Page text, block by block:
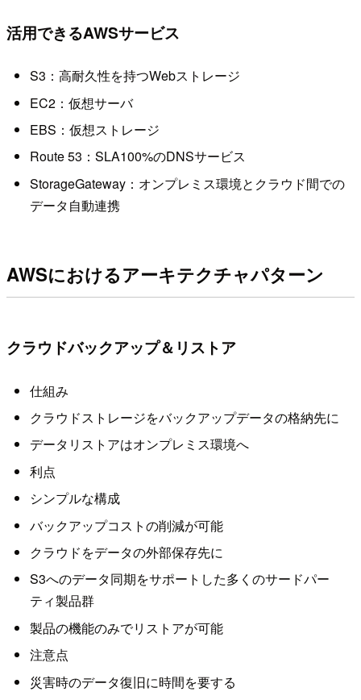
活用できるAWSサービス
S3：高耐久性を持つWebストレージ
EC2：仮想サーバ
EBS：仮想ストレージ
Route 53：SLA100%のDNSサービス
StorageGateway：オンプレミス環境とクラウド間での
データ自動連携
AWSにおけるアーキテクチャパターン
クラウドバックアップ＆リストア
仕組み
クラウドストレージをバックアップデータの格納先に
データリストアはオンプレミス環境へ
利点
シンプルな構成
バックアップコストの削減が可能
クラウドをデータの外部保存先に
S3へのデータ同期をサポートした多くのサードパー
ティ製品群
製品の機能のみでリストアが可能
注意点
災害時のデータ復旧に時間を要する